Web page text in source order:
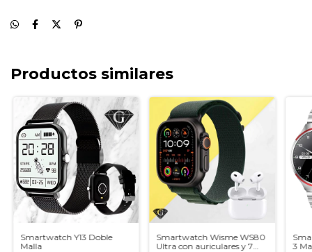
Productos similares
Smartwatch Y13 Doble
Malla
Smartwatch Wisme WS80
Ultra con auriculares y 7
3